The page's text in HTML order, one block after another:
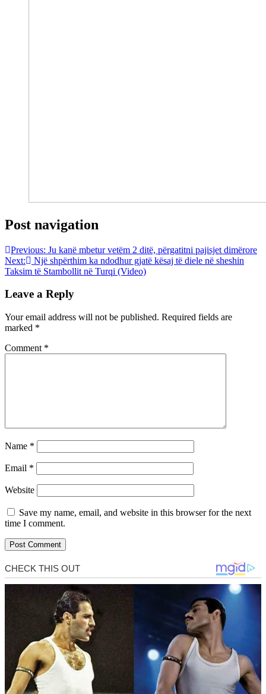
Post navigation
Previous: Ju kanë mbetur vetëm 2 ditë, përgatitni pajisjet dimërore
Next:
Një shpërthim ka ndodhur gjatë kësaj të diele në sheshin
Taksim të Stambollit në Turqi (Video)
Leave a Reply
Your email address will not be published. Required fields are
marked *
Comment *
Name *
Email *
Website
Save my name, email, and website in this browser for the next
time I comment.